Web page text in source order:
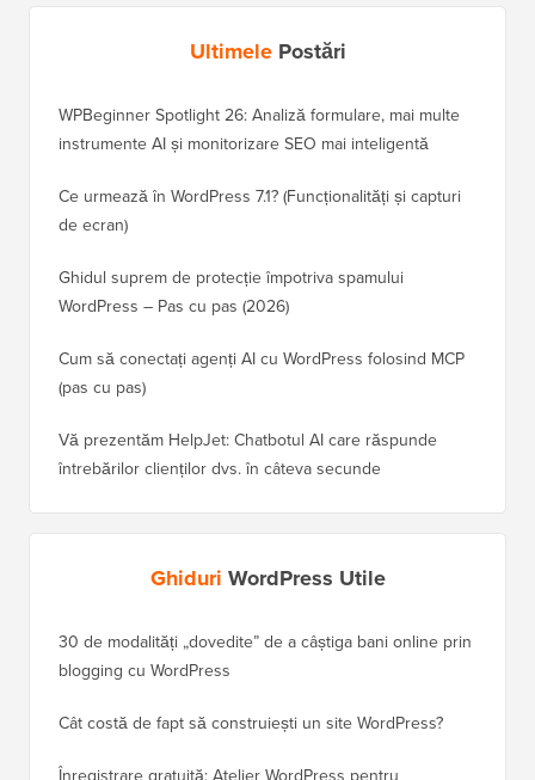
UltimelePostări
WPBeginner Spotlight 26: Analiză formulare, mai multe
instrumente AI și monitorizare SEO mai inteligentă
Ce urmează în WordPress 7.1? (Funcționalități și capturi
de ecran)
Ghidul suprem de protecție împotriva spamului
WordPress – Pas cu pas (2026)
Cum să conectați agenți AI cu WordPress folosind MCP
(pas cu pas)
Vă prezentăm HelpJet: Chatbotul AI care răspunde
întrebărilor clienților dvs. în câteva secunde
Ghiduri WordPress Utile
30 de modalități „dovedite” de a câștiga bani online prin
blogging cu WordPress
Cât costă de fapt să construiești un site WordPress?